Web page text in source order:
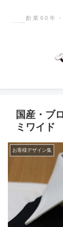
創業60年
国産・ブ
ミワイド
お客様デザイン集